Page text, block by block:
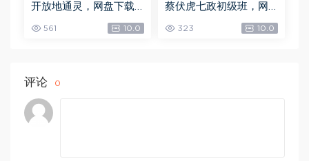
开放地通灵，网盘下载
561 10.0
蔡伏虎七政初级班，网
323 10.0
评论 0